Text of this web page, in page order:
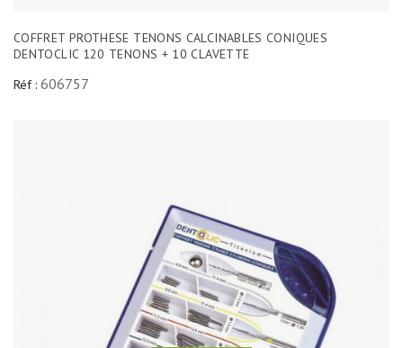
COFFRET PROTHESE TENONS CALCINABLES CONIQUES
DENTOCLIC 120 TENONS + 10 CLAVETTE
Réf : 606757